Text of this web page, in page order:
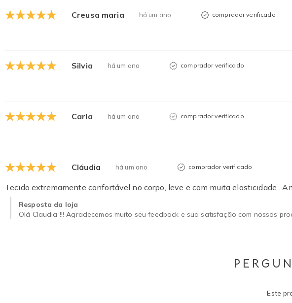
Creusa maria há um ano comprador verificado
Silvia há um ano comprador verificado
Carla há um ano comprador verificado
Cláudia há um ano comprador verificado
Tecido extremamente confortável no corpo, leve e com muita elasticidade .
Resposta da loja
Olá Claudia !!! Agradecemos muito seu feedback e sua satisfação com nossos
Este